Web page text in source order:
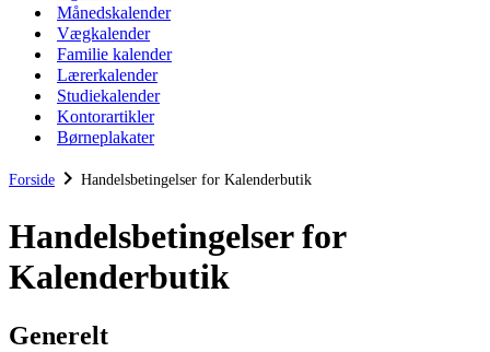
Månedskalender
Vægkalender
Familie kalender
Lærerkalender
Studiekalender
Kontorartikler
Børneplakater
Forside chevron_right Handelsbetingelser for Kalenderbutik
Handelsbetingelser for
Kalenderbutik
Generelt